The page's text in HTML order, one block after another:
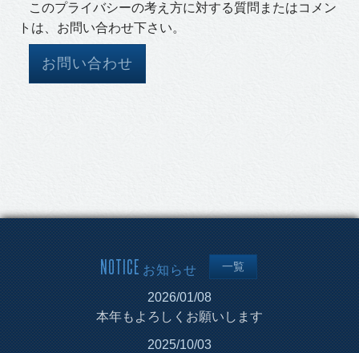
このプライバシーの考え方に対する質問またはコメン
トは、お問い合わせ下さい。
お問い合わせ
NOTICE お知らせ 一覧
2026/01/08
本年もよろしくお願いします
2025/10/03